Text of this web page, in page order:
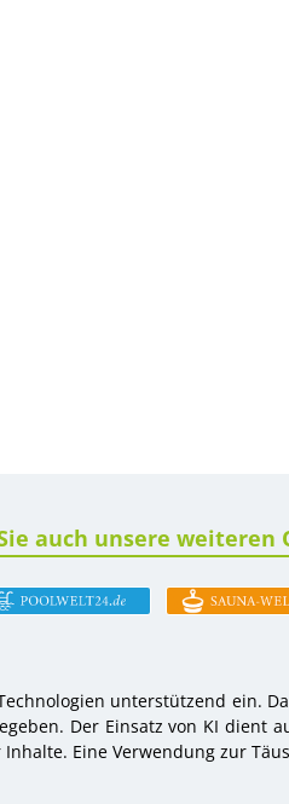
auch unsere weiteren
unterstützend ein.
Der Einsatz von KI dient
Eine Verwendung zur